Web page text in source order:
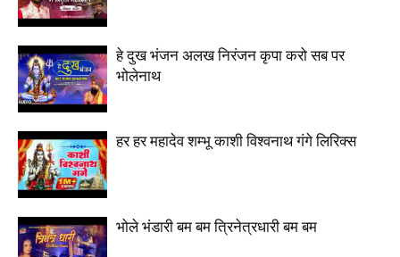
हे दुख भंजन अलख निरंजन कृपा करो सब पर
भोलेनाथ
हर हर महादेव शम्भू काशी विश्वनाथ गंगे लिरिक्स
भोले भंडारी बम बम त्रिनेत्रधारी बम बम